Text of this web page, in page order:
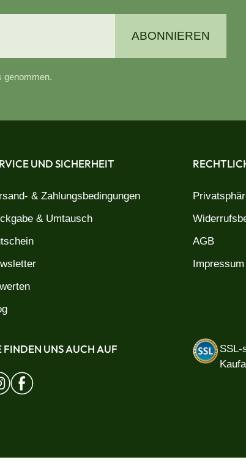
ABONNIEREN
genommen.
UND SICHERHEIT
& Zahlungsbedingungen
& Umtausch
AGB
Impressum
FINDEN UNS AUCH AUF
SSL-